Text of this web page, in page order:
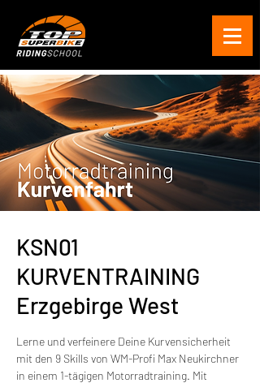
KSN01
KURVENTRAINING
Erzgebirge West
Lerne und verfeinere Deine Kurvensicherheit
mit den 9 Skills von WM-Profi Max Neukirchner
in einem 1-tägigen Motorradtraining. Mit